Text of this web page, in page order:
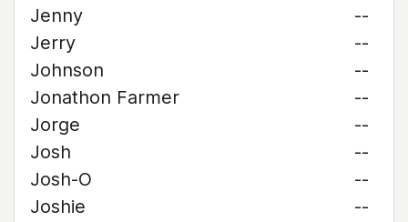
Jenny
--
Jerry
--
Johnson
--
Jonathon Farmer
--
Jorge
--
Josh
--
Josh-O
--
Joshie
--